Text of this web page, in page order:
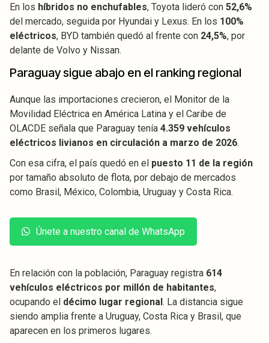
En los híbridos no enchufables, Toyota lideró con 52,6%
del mercado, seguida por Hyundai y Lexus. En los 100%
eléctricos, BYD también quedó al frente con 24,5%, por
delante de Volvo y Nissan.
Paraguay sigue abajo en el ranking regional
Aunque las importaciones crecieron, el Monitor de la
Movilidad Eléctrica en América Latina y el Caribe de
OLACDE señala que Paraguay tenía 4.359 vehículos
eléctricos livianos en circulación a marzo de 2026.
Con esa cifra, el país quedó en el puesto 11 de la región
por tamaño absoluto de flota, por debajo de mercados
como Brasil, México, Colombia, Uruguay y Costa Rica.
Únete a nuestro canal de WhatsApp
En relación con la población, Paraguay registra 614
vehículos eléctricos por millón de habitantes,
ocupando el décimo lugar regional. La distancia sigue
siendo amplia frente a Uruguay, Costa Rica y Brasil, que
aparecen en los primeros lugares.